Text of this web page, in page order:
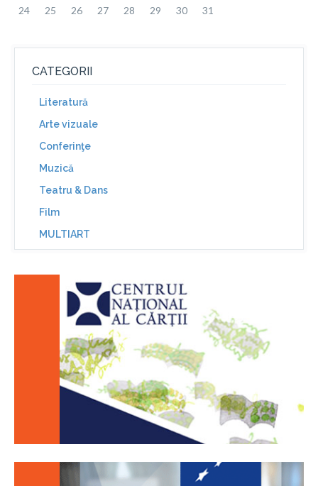
24 25 26 27 28 29 30 31
CATEGORII
Literatură
Arte vizuale
Conferinţe
Muzică
Teatru & Dans
Film
MULTIART